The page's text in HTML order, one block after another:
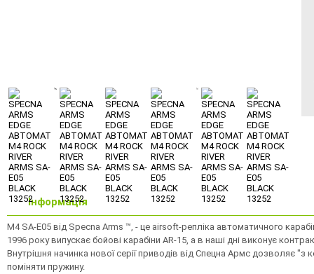
Інформація
М4 SA-E05 від Specna Arms ™, - це airsoft-репліка автоматичного
1996 року випускає бойові карабіни AR-15, а в наші дні виконує
Внутрішня начинка нової серії приводів від Спецна Армс дозволяє
поміняти пружину.